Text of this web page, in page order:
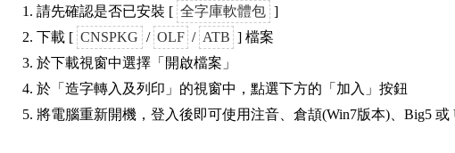
請先確認是否已安裝 [ 全字庫軟體包 ]
下載 [ CNSPKG / OLF / ATB ] 檔案
於下載視窗中選擇「開啟檔案」
於「造字轉入及列印」的視窗中，點選下方的「加入」按鈕
將電腦重新開機，登入後即可使用注音、倉頡(Win7版本)、Big5 或